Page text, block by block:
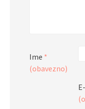
Ime *
(obavezno)